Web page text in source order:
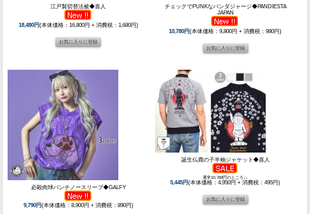
江戸製切替法被◆喜人
18,480円(本体価格：16,800円 + 消費税：1,680円)
チェックでPUNKなパンダジャージ◆PANDIESTA
JAPAN
10,780円(本体価格：9,800円 + 消費税：980円)
必殺肉球パンチノースリーブ◆GALFY
9,790円(本体価格：8,900円 + 消費税：890円)
誕生仏鹿の子半袖ジャケット◆喜人
通常10,769円のところ↓↓
5,445円(本体価格：4,950円 + 消費税：495円)